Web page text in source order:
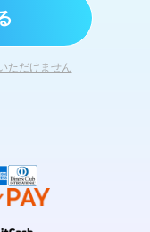
ただけません